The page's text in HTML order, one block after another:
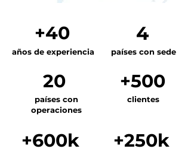
+40
años de experiencia
20
países con
operaciones
4
países con sede
+500
clientes
+600k +250k